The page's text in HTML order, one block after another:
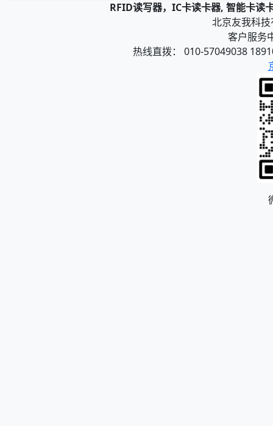
RFID读写器，IC卡读卡器, 智能卡读
北京友我科
客户服务
热线直拨： 010-57049038